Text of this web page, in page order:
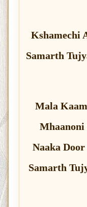
Kshamechi
Samarth
Mala
Mhaanoni
Naaka
Samarth